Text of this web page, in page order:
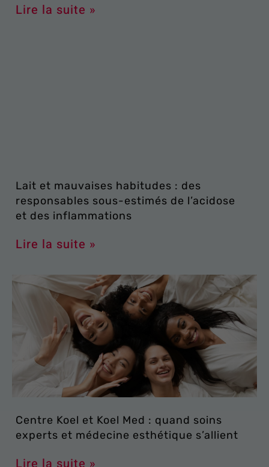
Lire la suite »
Lait et mauvaises habitudes : des
responsables sous-estimés de l’acidose
et des inflammations
Lire la suite »
Centre Koel et Koel Med : quand soins
experts et médecine esthétique s’allient
Lire la suite »